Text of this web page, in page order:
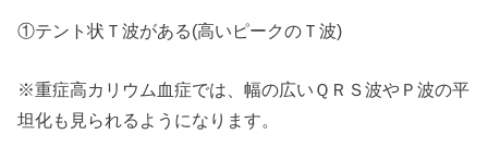
①テント状Ｔ波がある(高いピークのＴ波)
※重症高カリウム血症では、幅の広いＱＲＳ波やＰ波の平
坦化も見られるようになります。